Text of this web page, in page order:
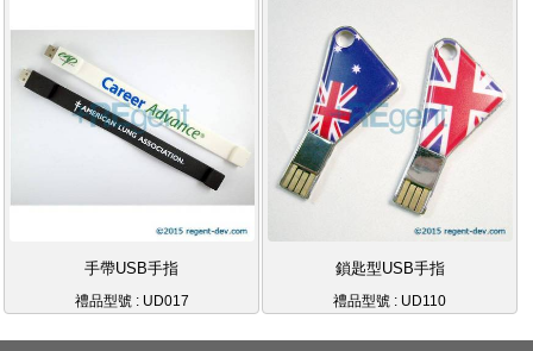
手帶USB手指
禮品型號 : UD017
鎖匙型USB手指
禮品型號 : UD110